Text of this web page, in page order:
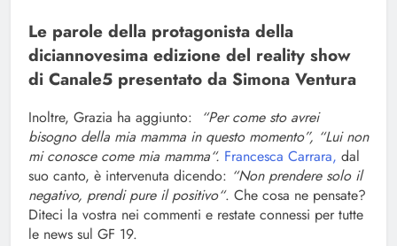
Le parole della protagonista della
diciannovesima edizione del reality show
di Canale5 presentato da Simona Ventura
Inoltre, Grazia ha aggiunto: “Per come sto avrei
bisogno della mia mamma in questo momento”, “Lui non
mi conosce come mia mamma“. Francesca Carrara, dal
suo canto, è intervenuta dicendo: “Non prendere solo il
negativo, prendi pure il positivo“. Che cosa ne pensate?
Diteci la vostra nei commenti e restate connessi per tutte
le news sul GF 19.